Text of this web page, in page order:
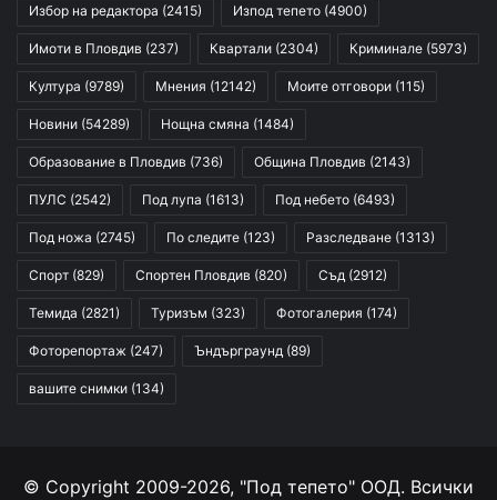
Избор на редактора (2415) Изпод тепето (4900)
Имоти в Пловдив (237) Квартали (2304) Криминале (5973)
Култура (9789) Мнения (12142) Моите отговори (115)
Новини (54289) Нощна смяна (1484)
Образование в Пловдив (736) Община Пловдив (2143)
ПУЛС (2542) Под лупа (1613) Под небето (6493)
Под ножа (2745) По следите (123) Разследване (1313)
Спорт (829) Спортен Пловдив (820) Съд (2912)
Темида (2821) Туризъм (323) Фотогалерия (174)
Фоторепортаж (247) Ъндърграунд (89)
вашите снимки (134)
© Copyright 2009-2026, "Под тепето" ООД. Всички